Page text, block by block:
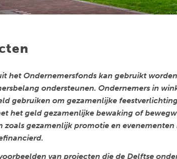
het Ondernemersfonds kan gebruikt
ondersteunen. Ondernemers in
gebruiken om gezamenlijke
het geld gezamenlijke bewaking of
zoals gezamenlijk promotie en
van projecten die de Delftse